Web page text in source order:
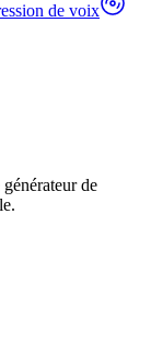
de voix
de